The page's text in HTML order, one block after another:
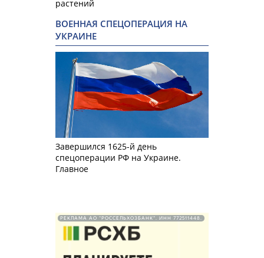
растений
ВОЕННАЯ СПЕЦОПЕРАЦИЯ НА
УКРАИНЕ
Завершился 1625-й день
спецоперации РФ на Украине.
Главное
РЕКЛАМА АО "РОССЕЛЬХОЗБАНК". ИНН 772511448.